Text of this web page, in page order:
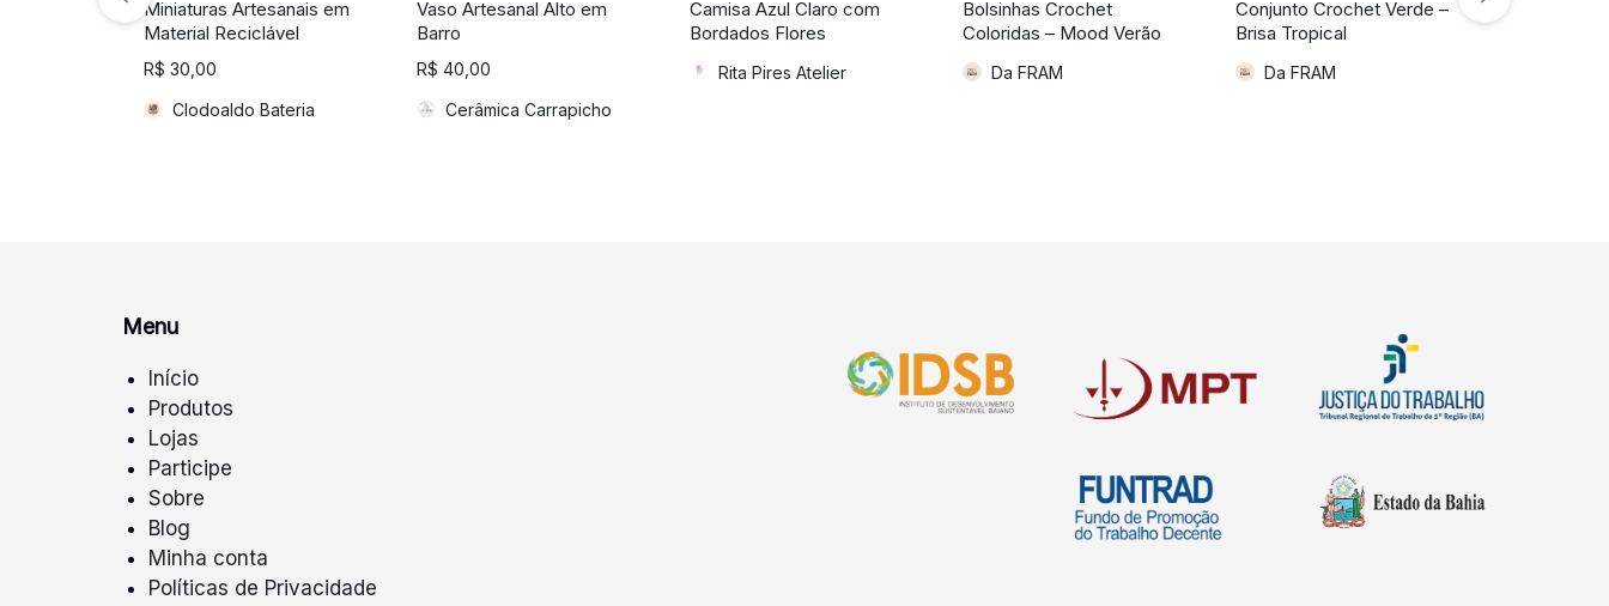
Miniaturas Artesanais em
Material Reciclável
R$ 30,00
Clodoaldo Bateria
Vaso Artesanal Alto em
Barro
R$ 40,00
Cerâmica Carrapicho
Camisa Azul Claro com
Bordados Flores
Rita Pires Atelier
Bolsinhas Crochet
Coloridas – Mood Verão
Da FRAM
Conjunto Crochet Verde –
Brisa Tropical
Da FRAM
Menu
Início
Produtos
Lojas
Participe
Sobre
Blog
Minha conta
Políticas de Privacidade